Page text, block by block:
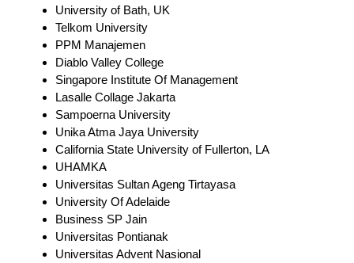
University of Bath, UK
Telkom University
PPM Manajemen
Diablo Valley College
Singapore Institute Of Management
Lasalle Collage Jakarta
Sampoerna University
Unika Atma Jaya University
California State University of Fullerton, LA
UHAMKA
Universitas Sultan Ageng Tirtayasa
University Of Adelaide
Business SP Jain
Universitas Pontianak
Universitas Advent Nasional